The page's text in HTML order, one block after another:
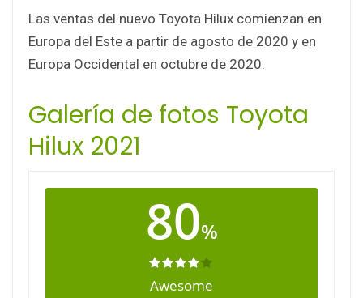
Las ventas del nuevo Toyota Hilux comienzan en
Europa del Este a partir de agosto de 2020 y en
Europa Occidental en octubre de 2020.
Galería de fotos Toyota
Hilux 2021
80%
Awesome